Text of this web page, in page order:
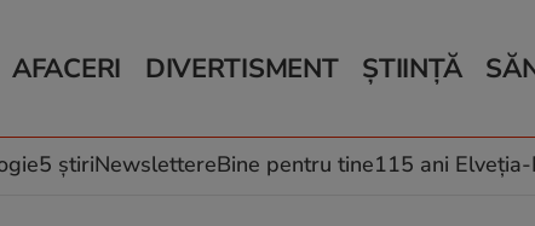
AFACERI
Auto
Locuri de muncă
DIVERTISMENT
Horoscop
Muzică și Filme
ȘTIINȚĂ
Schimbări
5 știriNewslettereBine pentru tine115 ani